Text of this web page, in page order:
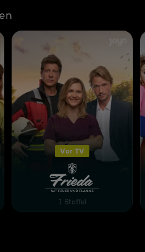
Sonnenhof
Vor TV
Frieda - Mit Feuer und
1 Staffel